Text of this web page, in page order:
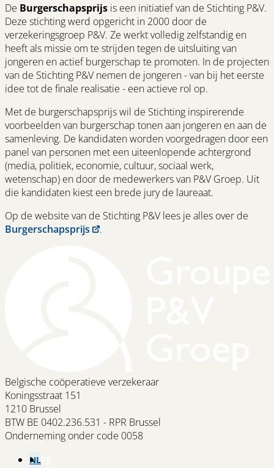
De Burgerschapsprijs is een initiatief van de Stichting P&V.
Deze stichting werd opgericht in 2000 door de
verzekeringsgroep P&V. Ze werkt volledig zelfstandig en
heeft als missie om te strijden tegen de uitsluiting van
jongeren en actief burgerschap te promoten. In de projecten
van de Stichting P&V nemen de jongeren - van bij het eerste
idee tot de finale realisatie - een actieve rol op.
Met de burgerschapsprijs wil de Stichting inspirerende
voorbeelden van burgerschap tonen aan jongeren en aan de
samenleving. De kandidaten worden voorgedragen door een
panel van personen met een uiteenlopende achtergrond
(media, politiek, economie, cultuur, sociaal werk,
wetenschap) en door de medewerkers van P&V Groep. Uit
die kandidaten kiest een brede jury de laureaat.
Op de website van de Stichting P&V lees je alles over de
Burgerschapsprijs
.
Belgische coöperatieve verzekeraar
Koningsstraat 151
1210 Brussel
BTW BE 0402.236.531 - RPR Brussel
Onderneming onder code 0058
NL